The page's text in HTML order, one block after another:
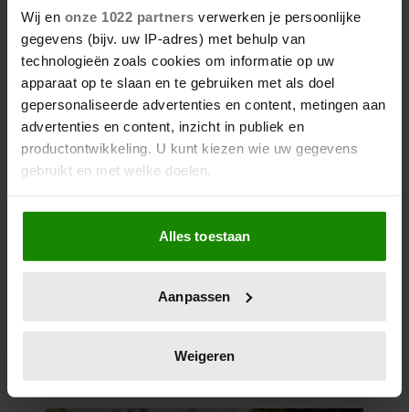
Wij en onze 1022 partners verwerken je persoonlijke
gegevens (bijv. uw IP-adres) met behulp van
technologieën zoals cookies om informatie op uw
apparaat op te slaan en te gebruiken met als doel
gepersonaliseerde advertenties en content, metingen aan
advertenties en content, inzicht in publiek en
productontwikkeling. U kunt kiezen wie uw gegevens
gebruikt en met welke doelen.
Als u het toestaat, willen we ook graag:
Informatie verzamelen over uw geografische
locatie, die tot een paar meter nauwkeurig kan zijn
scannen op specifieke eigenschappen (fingerprinting)
verwerkt en stel uw voorkeuren in het
intrekken in de Cookieverklaring.
Alles toestaan
Aanpassen
Weigeren